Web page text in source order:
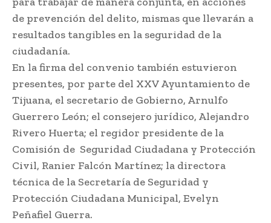
de prevención del delito, mismas que llevarán a
resultados tangibles en la seguridad de la
ciudadanía.
En la firma del convenio también estuvieron
presentes, por parte del XXV Ayuntamiento de
Tijuana, el secretario de Gobierno, Arnulfo
Guerrero León; el consejero jurídico, Alejandro
Rivero Huerta; el regidor presidente de la
Comisión de Seguridad Ciudadana y Protección
Civil, Ranier Falcón Martínez; la directora
técnica de la Secretaría de Seguridad y
Protección Ciudadana Municipal, Evelyn
Peñafiel Guerra.